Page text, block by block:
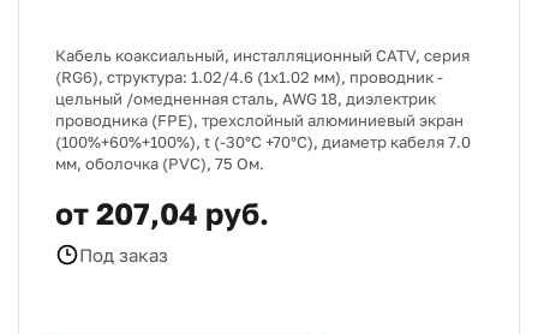
Кабель коаксиальный, инсталляционный CATV, серия
(RG6), структура: 1.02/4.6 (1х1.02 мм), проводник -
цельный /омедненная сталь, AWG 18, диэлектрик
проводника (FPE), трехслойный алюминиевый экран
(100%+60%+100%), t (-30°C +70°C), диаметр кабеля 7.0
мм, оболочка (PVC), 75 Ом.
от 207,04 руб.
Под заказ